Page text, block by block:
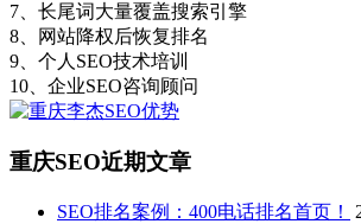
7、长尾词大量覆盖搜索引擎
8、网站降权后恢复排名
9、个人SEO技术培训
10、企业SEO咨询顾问
重庆SEO近期文章
SEO排名案例：400电话排名首页！